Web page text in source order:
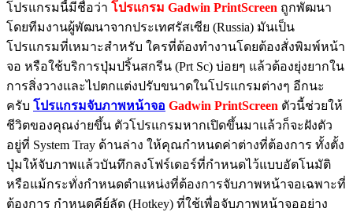
โปรแกรมนี้มีชื่อว่า โปรแกรม Gadwin PrintScreen ถูกพัฒนา
โดยทีมงานผู้พัฒนาจากประเทศรัสเซีย (Russia) มันเป็น
โปรแกรมที่เหมาะสำหรับ ใครที่ต้องทำงานโดยต้องสั่งพิมพ์หน้า
จอ หรือใช้บริการปุ่มปริ้นสกรีน (Prt Sc) บ่อยๆ แล้วต้องยุ่งยากใน
การสิ่งวางและไปตกแต่งปรับขนาดในโปรแกรมต่างๆ อีกนะ
ครับ โปรแกรมจับภาพหน้าจอ Gadwin PrintScreen ตัวนี้ช่วยให้
ชีวิตของคุณง่ายขึ้น ตัวโปรแกรมหากเปิดขึ้นมาแล้วก็จะฝังตัว
อยู่ที่ System Tray ด้านล่าง ให้คุณกำหนดค่าต่างที่ต้องการ ทั้งตั้ง
ปุ่มให้จับภาพแล้วบันทึกลงโฟร์เดอร์ที่กำหนดไว้แบบอัตโนมัติ
หรือแม้กระทั่งกำหนดตำแหน่งที่ต้องการจับภาพหน้าจอเฉพาะที่
ต้องการ กำหนดคีย์ลัด (Hotkey) ที่ใช้เพื่อจับภาพหน้าจออย่าง